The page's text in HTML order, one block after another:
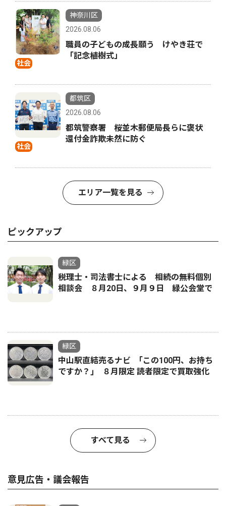
社会
神奈川区
2026.08.06
職員の子どもの成長願う けやき荘で
「記念植樹式」
社会
都筑区
2026.08.06
都筑警察署 桜並木郵便局長らに褒状
還付金詐欺未然に防ぐ
エリア一覧を見る
ピックアップ
緑区
税理士・司法書士による 相続の無料個別
相談会 ８月20日、９月９日 緑公会堂で
緑区
中山駅直結売るナビ ｢この100円、お持ち
ですか？｣ ８月限定 読者限定で買取強化
すべて見る
意見広告・議会報告